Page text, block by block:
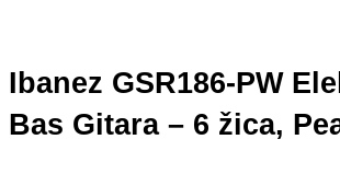
Ibanez GSR186-PW
Bas Gitara – 6 žica,